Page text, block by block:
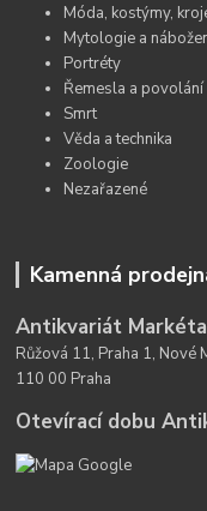
Móda, kostýmy,
Mytologie a
Portréty
Řemesla a povolání
Smrt
Věda a technika
Zoologie
Nezařazené
Kamenná
Antikvariát
Růžová 11, Praha 1, Nové
110 00 Praha
Otevírací dobu